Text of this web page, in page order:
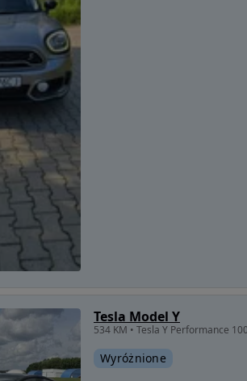
Tesla Model Y
534 KM • Tesla Y Performance
Wyróżnione